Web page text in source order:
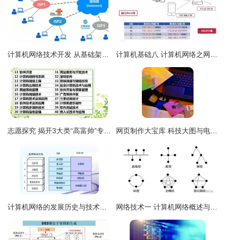
计算机网络技术开发 从基础架构到前沿应用 计算机基础八 计算机网络之网络层篇——网络层技术开发核心解析
志愿探究 揭开3大类“高富帅”专业的神秘面纱，普通学生也能逆袭！——计算机网络技术开发篇 网页制作大宝库 科技大图与电脑产品壁纸的视觉指南，携手计算机网络技术革新
计算机网络的发展历史与技术开发现状 网络技术一 计算机网络概述与计算机网络技术开发